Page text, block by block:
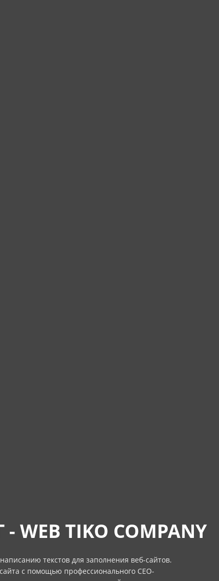
TIKO COMPANY
текстов для заполнения веб-сайтов.
с помощью профессионального СЕО-